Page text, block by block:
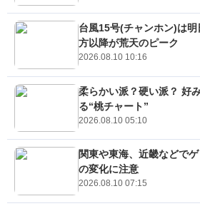
台風15号(チャンホン)は
方以降が荒天のピーク
2026.08.10 10:16
柔らかい派？硬い派？ 好
る“桃チャート”
2026.08.10 05:10
関東や東海、近畿などで
の変化に注意
2026.08.10 07:15